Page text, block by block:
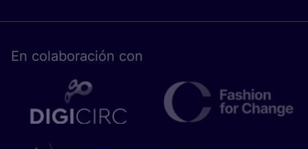
En cola­bo­ra­ción con